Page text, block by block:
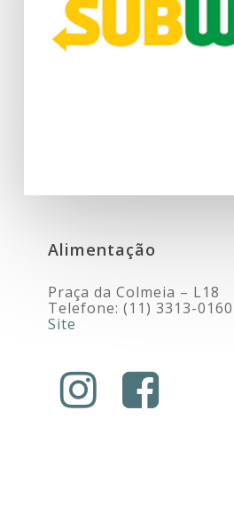
Alimentação
Praça da Colmeia – L18
Telefone: (11) 3313-0160
Site